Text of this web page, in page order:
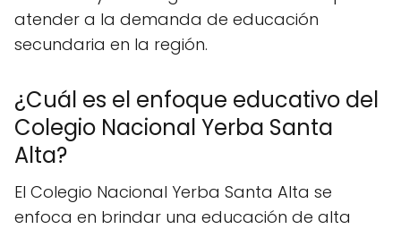
atender a la demanda de educación
secundaria en la región.
¿Cuál es el enfoque educativo del
Colegio Nacional Yerba Santa
Alta?
El Colegio Nacional Yerba Santa Alta se
enfoca en brindar una educación de alta